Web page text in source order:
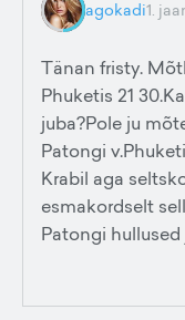
agokadi1.
Tänan fristy.
Phuketis 21
juba?Pole ju
Patongi
Krabil aga
esmakordselt
Patongi